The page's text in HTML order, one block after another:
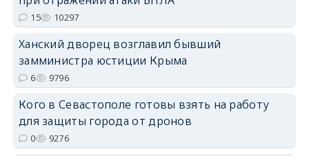
15 10297
Ханский дворец возглавил бывший
замминистра юстиции Крыма
6 9796
Кого в Севастополе готовы взять на работу
для защиты города от дронов
0 9276